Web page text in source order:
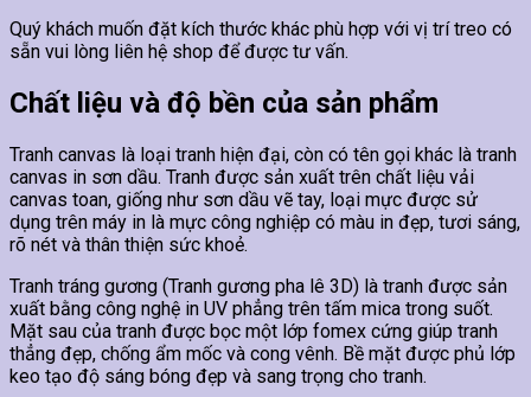
Quý khách muốn đặt kích thước khác phù hợp với vị trí treo có
sẵn vui lòng liên hệ shop để được tư vấn.
Chất liệu và độ bền của sản phẩm
Tranh canvas là loại tranh hiện đại, còn có tên gọi khác là tranh
canvas in sơn dầu. Tranh được sản xuất trên chất liệu vải
canvas toan, giống như sơn dầu vẽ tay, loại mực được sử
dụng trên máy in là mực công nghiệp có màu in đẹp, tươi sáng,
rõ nét và thân thiện sức khoẻ.
Tranh tráng gương (Tranh gương pha lê 3D) là tranh được sản
xuất bằng công nghệ in UV phẳng trên tấm mica trong suốt.
Mặt sau của tranh được bọc một lớp fomex cứng giúp tranh
thẳng đẹp, chống ẩm mốc và cong vênh. Bề mặt được phủ lớp
keo tạo độ sáng bóng đẹp và sang trọng cho tranh.